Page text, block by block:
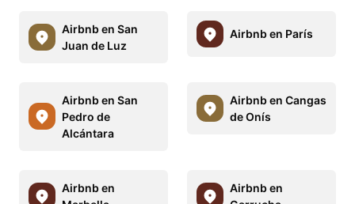
Airbnb en San
Juan de Luz
Airbnb en París
Airbnb en San
Pedro de
Alcántara
Airbnb en Cangas
de Onís
Airbnb en
Airbnb en